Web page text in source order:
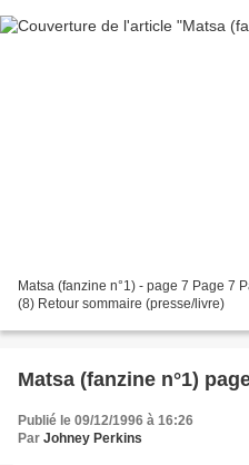
Matsa (fanzine n°1) - page 7 Page 7
(8) Retour sommaire (presse/livre)
Matsa (fanzine n°1)
Publié le 09/12/1996 à 16:26
Par Johney Perkins